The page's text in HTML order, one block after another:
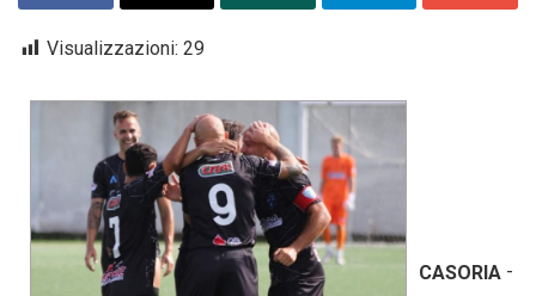
Visualizzazioni: 29
CASORIA -